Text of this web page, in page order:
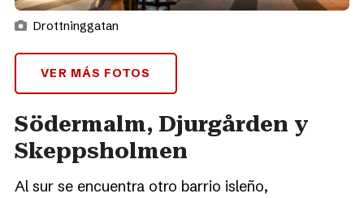
Drottninggatan
VER MÁS FOTOS
Södermalm, Djurgården y
Skeppsholmen
Al sur se encuentra otro barrio isleño,